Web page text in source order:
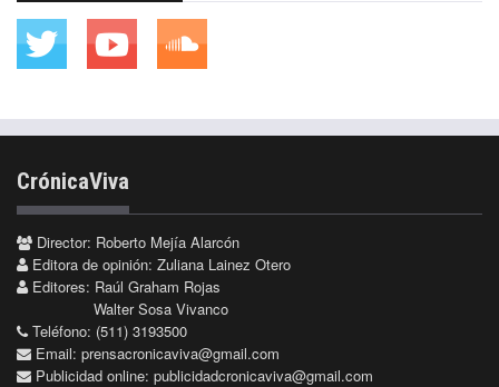
CrónicaViva
Director: Roberto Mejía Alarcón
Editora de opinión: Zuliana Lainez Otero
Editores: Raúl Graham Rojas
Walter Sosa Vivanco
Teléfono: (511) 3193500
Email: prensacronicaviva@gmail.com
Publicidad online: publicidadcronicaviva@gmail.com